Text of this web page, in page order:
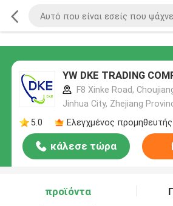
YW DKE TRADING
F8 Xinke Road,
Jinhua City, Zhejiang
5.0
Ελεγχμένος προμηθευτής
κάλεσε τώρα
προϊόντα